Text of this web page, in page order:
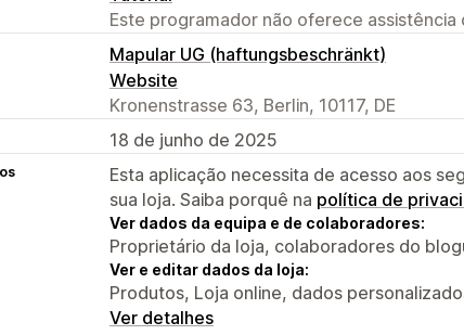
Este programador não oferece
Mapular UG (haftungsbeschränkt)
Website
Kronenstrasse 63, Berlin, 10117, DE
18 de junho de 2025
Esta aplicação necessita de acesso aos
sua loja. Saiba porquê na política de
Ver dados da equipa e de colaboradores:
Proprietário da loja, colaboradores do
Ver e editar dados da loja:
Produtos, Loja online, dados
Ver detalhes